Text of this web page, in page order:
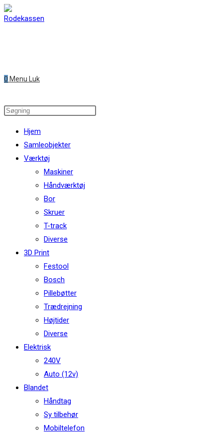
Skip
to
0 Menu Luk
Search
website
Hjem
Samleobjekter
Værktøj
Maskiner
Håndværktøj
Bor
Skruer
T-track
Diverse
3D Print
Festool
Bosch
Pillebøtter
Trædrejning
Højtider
Diverse
Elektrisk
240V
Auto (12v)
Blandet
Håndtag
Sy tilbehør
Mobiltelefon